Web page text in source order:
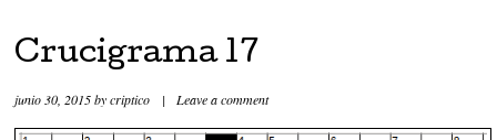
Crucigrama 17
junio 30, 2015bycriptico | Leave a comment